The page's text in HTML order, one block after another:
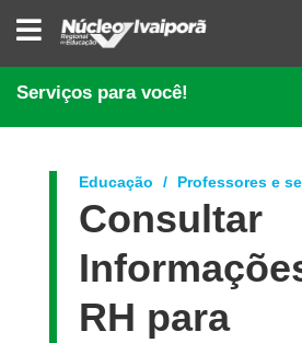
NÚCLEO
REGIONAL
EDUCAÇÃO
DE
IVAIPORÃ
Serviços para você!
Educação Professores e
Consultar
RH para